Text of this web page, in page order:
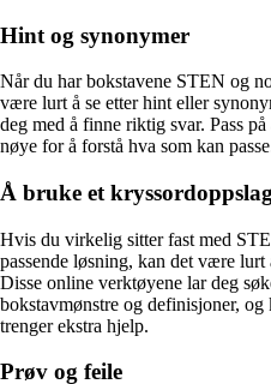
Hint og synonymer
Når du har bokstavene STEN og
være lurt å se etter hint eller
deg med å finne riktig svar. Pass
nøye for å forstå hva som kan
Å bruke et
Hvis du virkelig sitter fast med
passende løsning, kan det være
Disse online verktøyene lar deg
bokstavmønstre og definisjoner,
trenger ekstra hjelp.
Prøv og feile